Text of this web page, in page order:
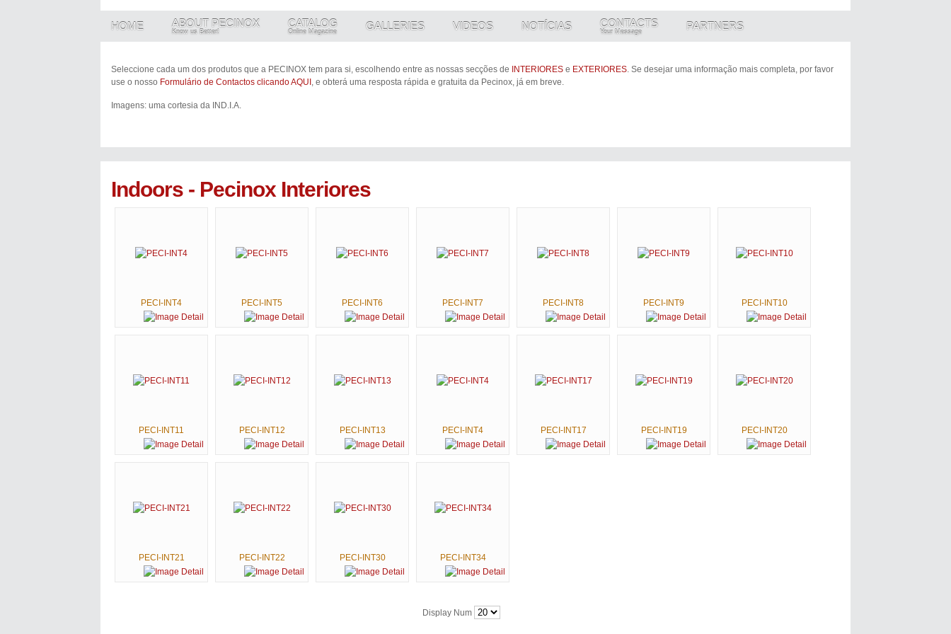
HOME ABOUT PECINOX
Know us Better!
CATALOG
Online Magazine GALLERIES VIDEOS NOTÍCIAS CONTACTS
Your Message PARTNERS
Seleccione cada um dos produtos que a PECINOX tem para si, escolhendo entre as nossas secções de INTERIORES e EXTERIORES. Se desejar uma informação mais completa, por favor
use o nosso Formulário de Contactos clicando AQUI , e obterá uma resposta rápida e gratuita da Pecinox, já em breve.
Imagens: uma cortesia da IND.I.A.
Indoors - Pecinox Interiores
PECI-INT4 PECI-INT5 PECI-INT6 PECI-INT7 PECI-INT8 PECI-INT9 PECI-INT10
PECI-INT11 PECI-INT12 PECI-INT13 PECI-INT4 PECI-INT17 PECI-INT19 PECI-INT20
PECI-INT21 PECI-INT22 PECI-INT30 PECI-INT34
Display Num